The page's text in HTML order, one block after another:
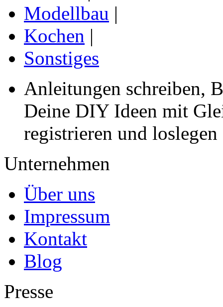
Modellbau |
Kochen |
Sonstiges
Anleitungen schreiben,
Deine DIY Ideen mit
registrieren und loslegen
Unternehmen
Über uns
Impressum
Kontakt
Blog
Presse